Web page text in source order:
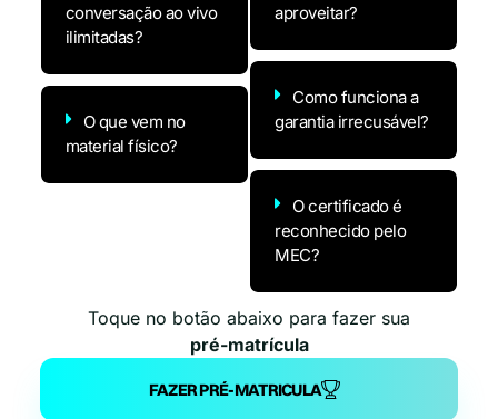
conversação ao vivo
ilimitadas?
O que vem no
material físico?
aproveitar?
Como funciona a
garantia irrecusável?
O certificado é
reconhecido pelo
MEC?
Toque no botão abaixo para fazer sua
pré-matrícula
FAZER PRÉ-MATRICULA